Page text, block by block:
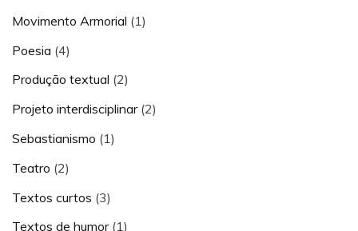
Movimento Armorial (1)
Poesia (4)
Produção textual (2)
Projeto interdisciplinar(2)
Sebastianismo (1)
Teatro (2)
Textos curtos (3)
Textos de humor(1)